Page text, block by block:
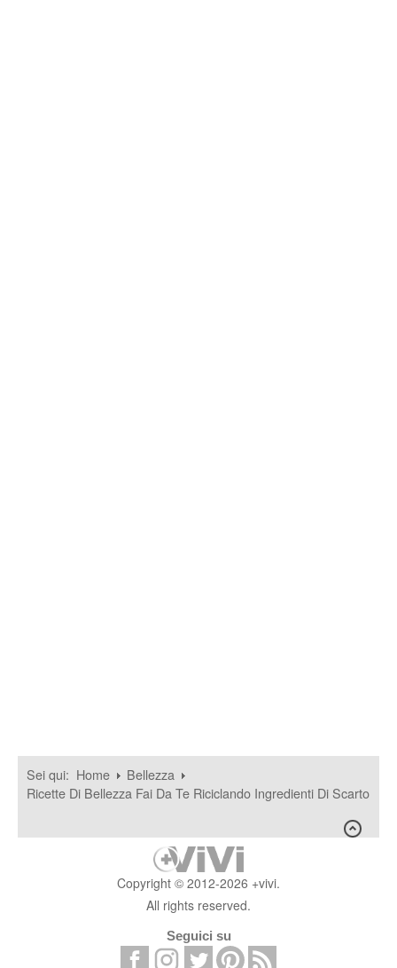
Sei qui: Home
Bellezza
Ricette Di Bellezza Fai Da Te Riciclando Ingredienti Di Scarto
Copyright © 2012-2026 +vivi.
All rights reserved.
Seguici su